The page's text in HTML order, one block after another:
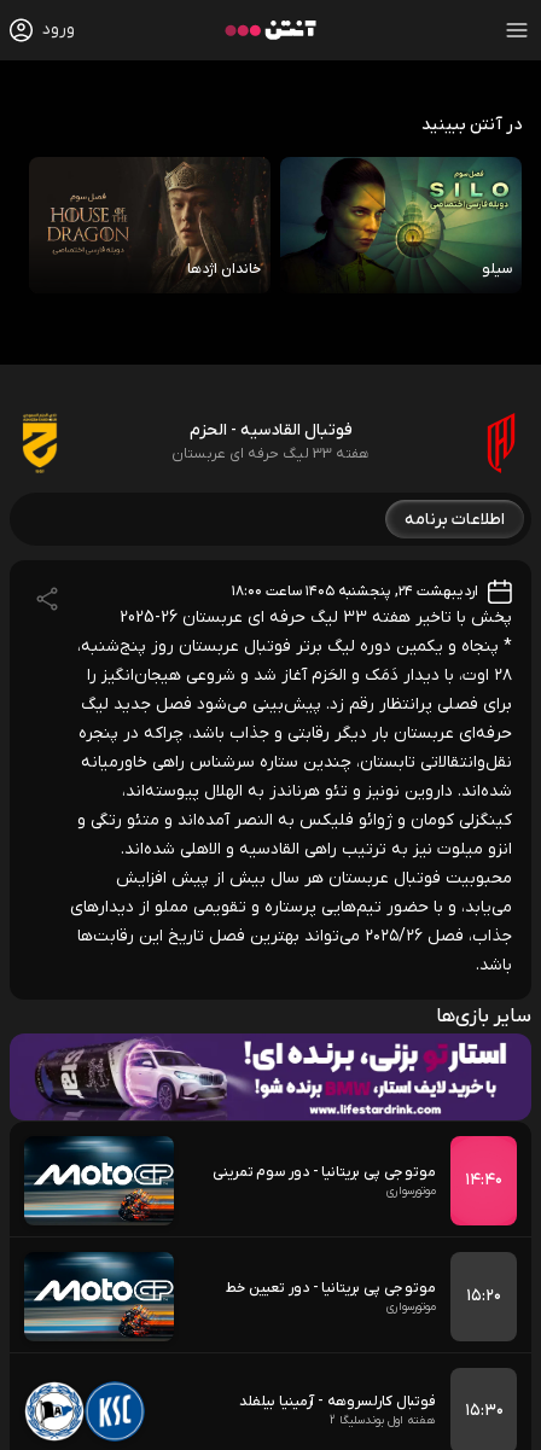
ورود
در آنتن ببینید
سیلو خاندان اژدها
فوتبال القادسیه - الحزم
هفته 33 لیگ حرفه ای عربستان
اطلاعات برنامه
اردیبهشت ۲۴, پنجشنبه ۱۴۰۵ ساعت ۱۸:۰۰
پخش با تاخیر هفته 33 لیگ حرفه ای عربستان 26-2025
* پنجاه و یکمین دوره لیگ برتر فوتبال عربستان روز پنج‌شنبه،
۲۸ اوت، با دیدار دَمَک و الحَزم آغاز شد و شروعی هیجان‌انگیز را
برای فصلی پرانتظار رقم زد. پیش‌بینی می‌شود فصل جدید لیگ
حرفه‌ای عربستان بار دیگر رقابتی و جذاب باشد، چراکه در پنجره
نقل‌وانتقالاتی تابستان، چندین ستاره سرشناس راهی خاورمیانه
شده‌اند. داروین نونیز و تئو هرناندز به الهلال پیوسته‌اند،
کینگزلی کومان و ژوائو فلیکس به النصر آمده‌اند و متئو رتگی و
انزو میلوت نیز به ترتیب راهی القادسیه و الاهلی شده‌اند.
محبوبیت فوتبال عربستان هر سال بیش از پیش افزایش
می‌یابد، و با حضور تیم‌هایی پرستاره و تقویمی مملو از دیدارهای
جذاب، فصل ۲۰۲۵/۲۶ می‌تواند بهترین فصل تاریخ این رقابت‌ها
باشد.
سایر بازی‌ها
۱۴:۴۰ موتو جی پی بریتانیا - دور سوم تمرینی
موتورسواری
۱۵:۲۰ موتو جی پی بریتانیا - دور تعیین خط
موتورسواری
۱۵:۳۰ فوتبال کارلسروهه - آرمینیا بیلفلد
هفته اول بوندسلیگا 2